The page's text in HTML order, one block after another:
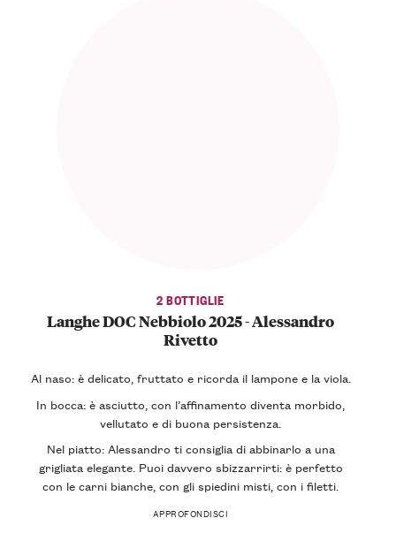
2 BOTTIGLIE
Langhe DOC Nebbiolo 2025 - Alessandro
Rivetto
Al naso: è delicato, fruttato e ricorda il lampone e la viola.
In bocca: è asciutto, con l’affinamento diventa morbido,
vellutato e di buona persistenza.
Nel piatto: Alessandro ti consiglia di abbinarlo a una
grigliata elegante. Puoi davvero sbizzarrirti: è perfetto
con le carni bianche, con gli spiedini misti, con i filetti.
APPROFONDISCI